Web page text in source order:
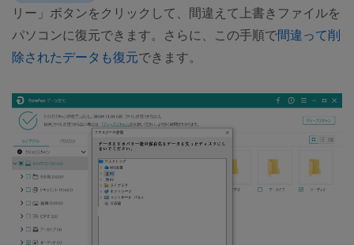
リー」ボタンをクリックして、間違えて上書きファイルを
パソコンに復元できます。さらに、この手順で間違って削
除されたデータも復元できます。